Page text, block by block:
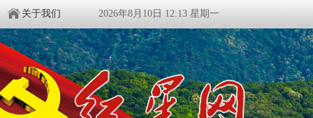
关于我们 2026年8月10日 12:13 星期一